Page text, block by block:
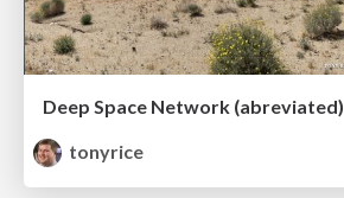
Deep Space Network (abreviated)
tonyrice